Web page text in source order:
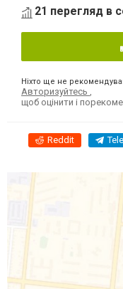
21 перегляд в
Ніхто ще не
Авторизуйтесь
щоб оцінити і
Reddit